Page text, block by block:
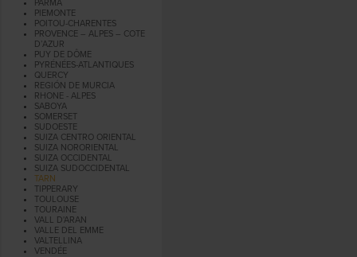
PARMA
PIEMONTE
POITOU-CHARENTES
PROVENCE – ALPES – COTE
D’AZUR
PUY DE DÔME
PYRÉNÉES-ATLANTIQUES
QUERCY
REGIÓN DE MURCIA
RHONE - ALPES
SABOYA
SOMERSET
SUDOESTE
SUIZA CENTRO ORIENTAL
SUIZA NORORIENTAL
SUIZA OCCIDENTAL
SUIZA SUDOCCIDENTAL
TARN
TIPPERARY
TOULOUSE
TOURAINE
VALL D'ARAN
VALLE DEL EMME
VALTELLINA
VENDÉE